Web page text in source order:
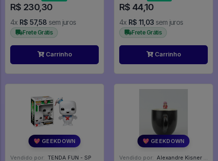
R$ 230,30
4x R$ 57,58 sem juros
Frete Grátis
Carrinho
R$ 44,10
4x R$ 11,03 sem juros
Frete Grátis
Carrinho
💖 GEEKDOWN
Vendido por: TENDA FUN - SP
💖 GEEKDOWN
Vendido por: Alexandre Kisner - PR